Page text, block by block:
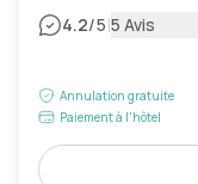
4.2/5|5 Avis
Annulation gratuite
Paiement à l'hôtel